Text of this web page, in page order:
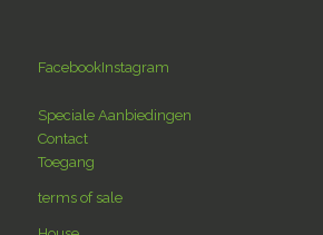
FacebookInstagram
Speciale Aanbiedingen
Contact
Toegang
terms of sale